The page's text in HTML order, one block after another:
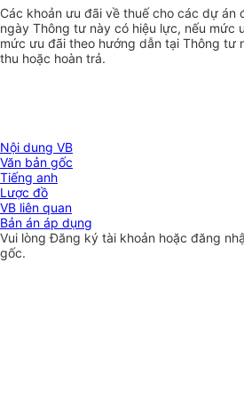
Các khoản ưu đãi về thuế cho các dự án
ngày Thông tư này có hiệu lực, nếu mức
mức ưu đãi theo hướng dẫn tại Thông tư
thu hoặc hoàn trả.
Nội dung VB
Văn bản gốc
Tiếng anh
Lược đồ
VB liên quan
Bản án áp dụng
Vui lòngĐăng ký tài khoản hoặc đăng
gốc.